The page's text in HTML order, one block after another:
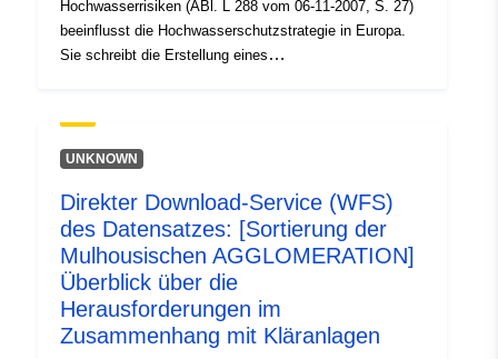
Hochwasserrisiken (ABl. L 288 vom 06-11-2007, S. 27)
beeinflusst die Hochwasserschutzstrategie in Europa.
Sie schreibt die Erstellung eines
die menschliche Gesundheit, die Umwelt, das kulturelle
Erbe und die Wirtschaftstätigkeit verringert werden
Verwirklichung werden durch das Gesetz vom 12. Juli
2010 über die nationale Verpflichtung für die Umwelt
(LENE) und das Dekret vom 2. März 2011 festgelegt. In
diesem Zusammenhang besteht das Hauptziel der
Kartierung von Hochwasserflächen und
Hochwasserrisiken für die IRR darin, zur Ausarbeitung
von Hochwasserrisikomanagementplänen beizutragen,
UNKNOWN
Direkter Download-Service (WFS)
des Datensatzes: [Sortierung der
Mulhousischen AGGLOMERATION]
Überblick über die
Herausforderungen im
Zusammenhang mit Kläranlagen